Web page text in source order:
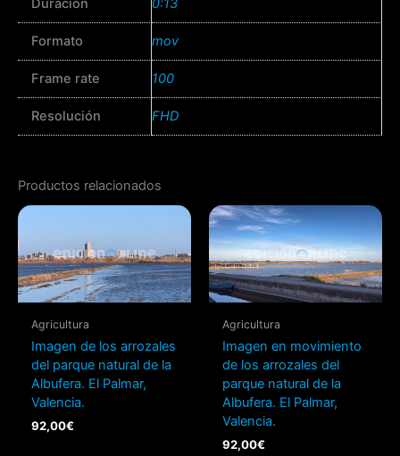
Duración 0:13
Formato mov
Frame rate 100
Resolución FHD
Productos relacionados
Agricultura
Imagen de los arrozales
del parque natural de la
Albufera. El Palmar,
Valencia.
92,00€
Agricultura
Imagen en movimiento
de los arrozales del
parque natural de la
Albufera. El Palmar,
Valencia.
92,00€